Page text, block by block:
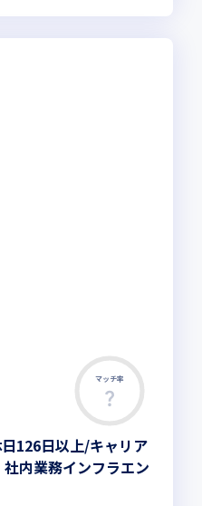
マッチ率
126日以上/キャリア
内業務インフラエン